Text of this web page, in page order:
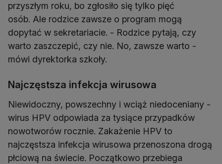
przyszłym roku, bo zgłosiło się tylko pięć
osób. Ale rodzice zawsze o program mogą
dopytać w sekretariacie. - Rodzice pytają, czy
warto zaszczepić, czy nie. No, zawsze warto -
mówi dyrektorka szkoły.
Najczęstsza infekcja wirusowa
Niewidoczny, powszechny i wciąż niedoceniany -
wirus HPV odpowiada za tysiące przypadków
nowotworów rocznie. Zakażenie HPV to
najczęstsza infekcja wirusowa przenoszona drogą
płciową na świecie. Początkowo przebiega